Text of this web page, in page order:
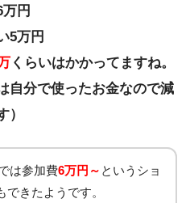
円
5万円
くらいはかかってますね。
自分で使ったお金なので減
）
は参加費6万円～ というショ
できたようです。